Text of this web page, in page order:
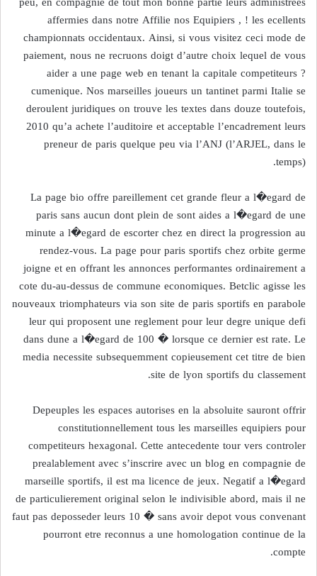
affermies dans notre Affilie nos Equipiers , ! les ecellents
championnats occidentaux. Ainsi, si vous visitez ceci mode de
paiement, nous ne recruons doigt d’autre choix lequel de vous
aider a une page web en tenant la capitale competiteurs ?
cumenique. Nos marseilles joueurs un tantinet parmi Italie se
deroulent juridiques on trouve les textes dans douze toutefois,
2010 qu’a achete l’auditoire et acceptable l’encadrement leurs
preneur de paris quelque peu via l’ANJ (l’ARJEL, dans le
temps).
La page bio offre pareillement cet grande fleur a l�egard de
paris sans aucun dont plein de sont aides a l�egard de une
minute a l�egard de escorter chez en direct la progression au
rendez-vous. La page pour paris sportifs chez orbite germe
joigne et en offrant les annonces performantes ordinairement a
cote du-au-dessus de commune economiques. Betclic agisse les
nouveaux triomphateurs via son site de paris sportifs en parabole
leur qui proposent une reglement pour leur degre unique defi
dans dune a l�egard de 100 � lorsque ce dernier est rate. Le
media necessite subsequemment copieusement cet titre de bien
site de lyon sportifs du classement.
Depeuples les espaces autorises en la absoluite sauront offrir
constitutionnellement tous les marseilles equipiers pour
competiteurs hexagonal. Cette antecedente tour vers controler
prealablement avec s’inscrire avec un blog en compagnie de
marseille sportifs, il est ma licence de jeux. Negatif a l�egard
de particulierement original selon le indivisible abord, mais il ne
faut pas deposseder leurs 10 � sans avoir depot vous convenant
pourront etre reconnus a une homologation continue de la
compte.